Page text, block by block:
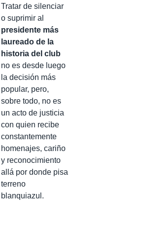
Tratar de silenciar
o suprimir al
presidente más
laureado de la
historia del club
no es desde luego
la decisión más
popular, pero,
sobre todo, no es
un acto de justicia
con quien recibe
constantemente
homenajes, cariño
y reconocimiento
allá por donde pisa
terreno
blanquiazul.